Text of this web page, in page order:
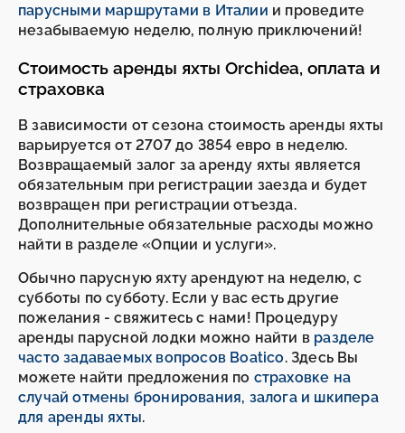
парусными маршрутами в Италии и проведите
незабываемую неделю, полную приключений!
Стоимость аренды яхты Orchidea, оплата и
страховка
В зависимости от сезона стоимость аренды яхты
варьируется от 2707 до 3854 евро в неделю.
Возвращаемый залог за аренду яхты является
обязательным при регистрации заезда и будет
возвращен при регистрации отъезда.
Дополнительные обязательные расходы можно
найти в разделе «Опции и услуги».
Обычно парусную яхту арендуют на неделю, с
субботы по субботу. Если у вас есть другие
пожелания - свяжитесь с нами! Процедуру
аренды парусной лодки можно найти в разделе
часто задаваемых вопросов Boatico. Здесь Вы
можете найти предложения по страховке на
случай отмены бронирования, залога и шкипера
для аренды яхты.